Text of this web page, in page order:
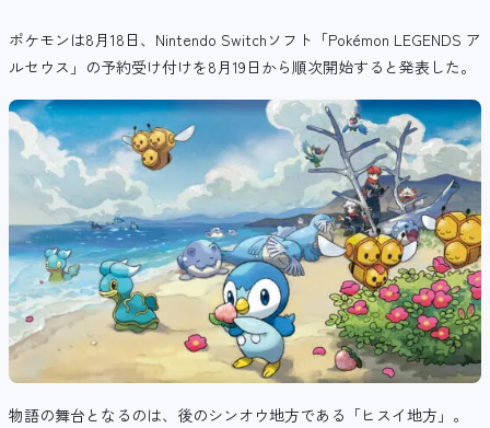
ポケモンは8月18日、Nintendo Switchソフト「Pokémon LEGENDS ア
ルセウス」の予約受け付けを8月19日から順次開始すると発表した。
物語の舞台となるのは、後のシンオウ地方である「ヒスイ地方」。